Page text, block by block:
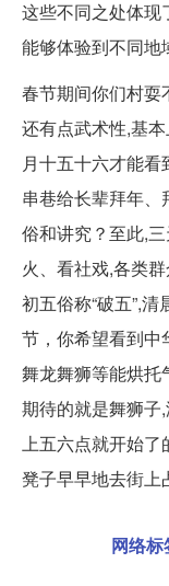
这些不同之处体现
能够体验到不同地
春节期间你们村耍
还有点武术性,基
月十五十六才能
串巷给长辈拜年、
俗和讲究？至此,
火、看社戏,各类
初五俗称“破五”,
节，你希望看到中
舞龙舞狮等能烘托
期待的就是舞狮子
上五六点就开始了
凳子早早地去街上
网络标